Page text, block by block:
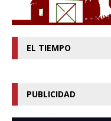
EL TIEMPO
PUBLICIDAD